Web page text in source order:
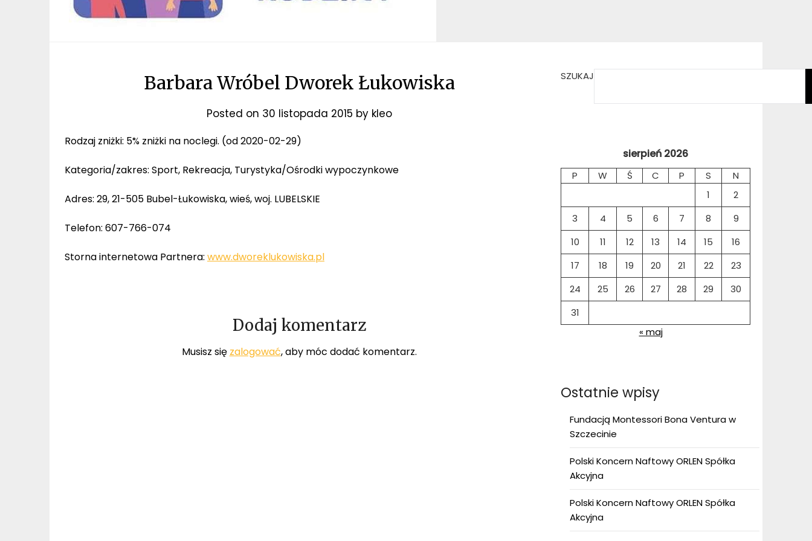
Barbara Wróbel Dworek Łukowiska
Posted on 30 listopada 2015 by kleo
Rodzaj zniżki: 5% zniżki na noclegi. (od 2020-02-29)
Kategoria/zakres: Sport, Rekreacja, Turystyka/Ośrodki wypoczynkowe
Adres: 29, 21-505 Bubel-Łukowiska, wieś, woj. LUBELSKIE
Telefon: 607-766-074
Storna internetowa Partnera: www.dworeklukowiska.pl
Dodaj komentarz
Musisz się zalogować, aby móc dodać komentarz.
SZUKAJ
sierpień 2026
P W Ś C P S
N
1
2
3
4 5 6 7 8
9
10
11 12 13 14 15
16
17
18 19 20 21 22
23
24
25 26 27 28 29
30
31
« maj
Ostatnie wpisy
Fundacją Montessori Bona Ventura w
Szczecinie
Polski Koncern Naftowy ORLEN Spółka
Akcyjna
Polski Koncern Naftowy ORLEN Spółka
Akcyjna